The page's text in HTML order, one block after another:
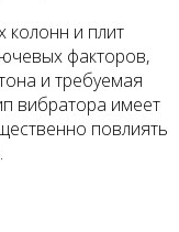
и плит
факторов,
и требуемая
вибратора имеет
повлиять